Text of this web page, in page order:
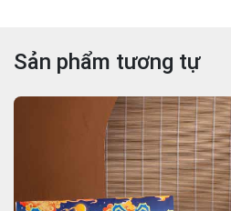
Sản phẩm tương tự